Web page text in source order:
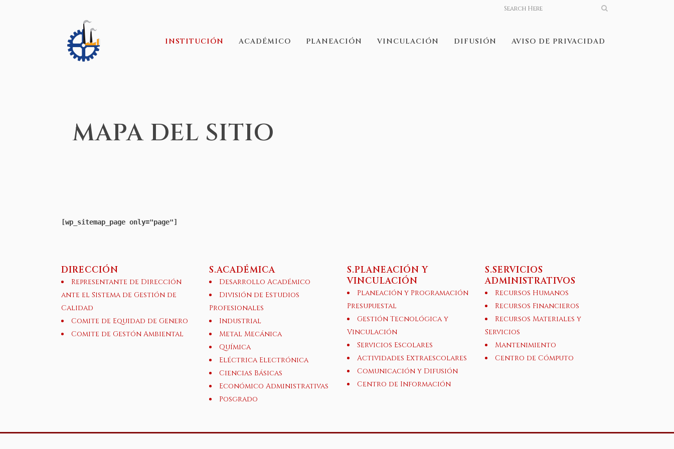
INSTITUCIÓN ACADÉMICO PLANEACIÓN VINCULACIÓN DIFUSIÓN AVISO DE PRIVACIDAD
MAPA DEL SITIO
[wp_sitemap_page only="page"]
DIRECCIÓN
Representante de Dirección
ante el Sistema de Gestión de
Calidad
Comite de Equidad de Genero
Comite de Gestón Ambiental
S.ACADÉMICA
Desarrollo Académico
División de Estudios
Profesionales
Industrial
Metal Mecánica
Química
Eléctrica Electrónica
Ciencias Básicas
Económico Administrativas
Posgrado
S.PLANEACIÓN Y
VINCULACIÓN
Planeación y Programación
Presupuestal
Gestión Tecnológica y
Vinculación
Servicios Escolares
Actividades Extraescolares
Comunicación y Difusión
Centro de Información
S.SERVICIOS
ADMINISTRATIVOS
Recursos Humanos
Recursos Financieros
Recursos Materiales y
Servicios
Mantenimiento
Centro de Cómputo